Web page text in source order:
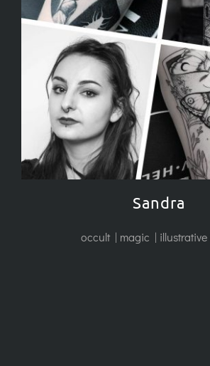
Sandra
occult | magic | illustrative